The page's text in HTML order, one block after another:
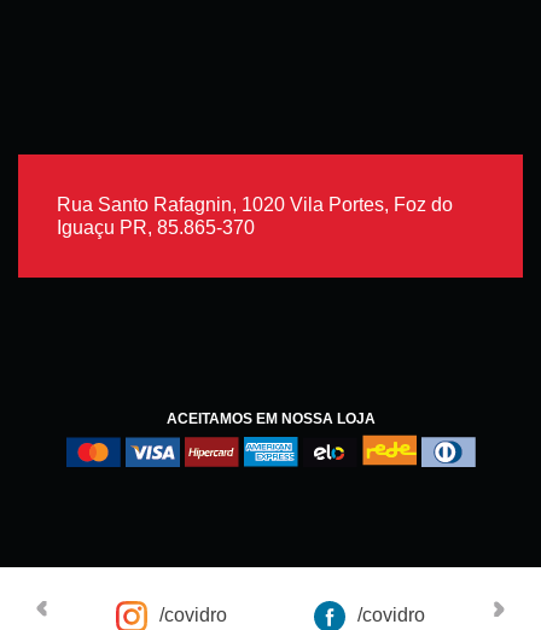
Rua Santo Rafagnin, 1020 Vila Portes, Foz do
Iguaçu PR, 85.865-370
ACEITAMOS EM NOSSA LOJA
/covidro /covidro